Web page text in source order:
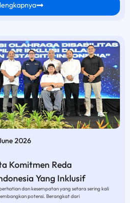
2026
Komitmen Reda
Yang Inklusif
dan kesempatan yang setara sering kali
potensi. Berangkat dari